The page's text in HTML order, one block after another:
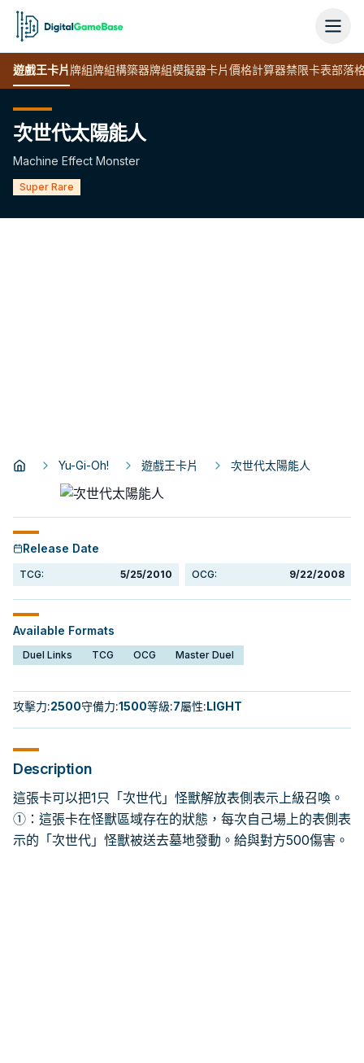
遊戲王卡片牌組牌組構築器牌組模擬器卡片價格計算器禁限卡表部落
次世代太陽能人
Machine Effect Monster
Super Rare
Yu-Gi-Oh! 遊戲王卡片 次世代太陽能人
Release Date
TCG: 5/25/2010 OCG: 9/22/2008
Available Formats
Duel Links TCG OCG Master Duel
攻擊力:2500守備力:1500等級:7屬性:LIGHT
Description
這張卡可以把1只「次世代」怪獸解放表側表示上級召喚。
①：這張卡在怪獸區域存在的狀態，每次自己場上的表側表
示的「次世代」怪獸被送去墓地發動。給與對方500傷害。